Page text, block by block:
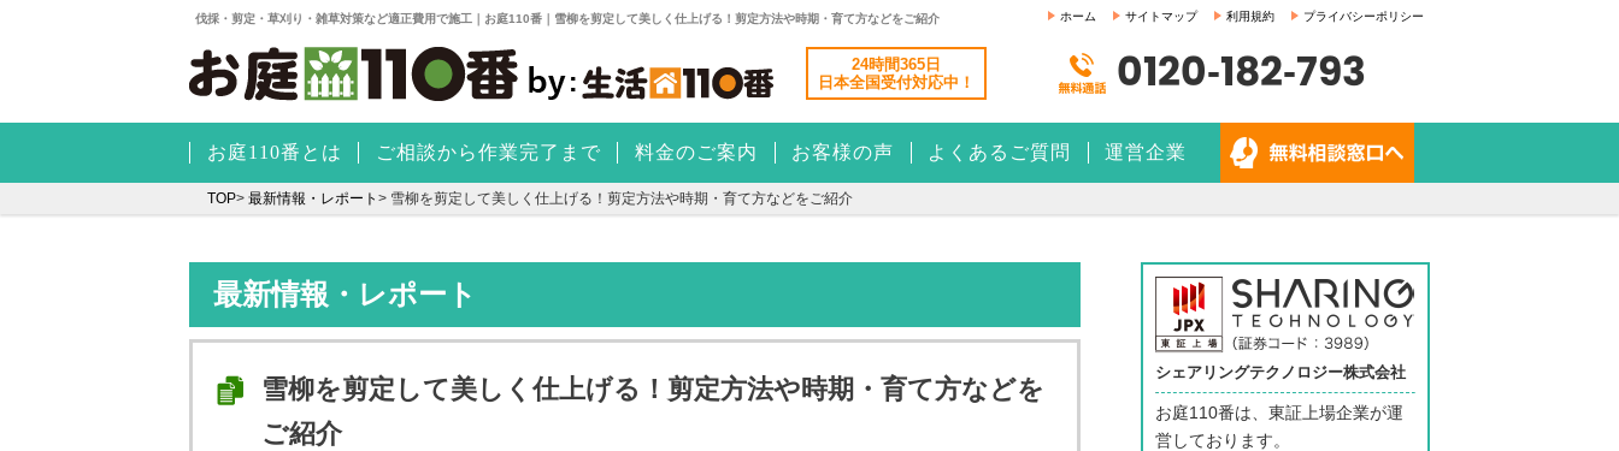
伐採・剪定・草刈り・雑草対策など適正費用で施工｜お庭110番｜雪柳を剪定して美しく仕上げる！剪定方法や時期・育て方などをご紹介 ホーム サイトマップ 利用規約 プライバシーポリシー
24時間365日
日本全国受付対応中！ 0120-182-793
お庭110番とは ご相談から作業完了まで 料金のご案内 お客様の声 よくあるご質問 運営企業
TOP> 最新情報・レポート > 雪柳を剪定して美しく仕上げる！剪定方法や時期・育て方などをご紹介
最新情報・レポート
雪柳を剪定して美しく仕上げる！剪定方法や時期・育て方などを
ご紹介
シェアリングテクノロジー株式会社
お庭110番は、東証上場企業が運
営しております。